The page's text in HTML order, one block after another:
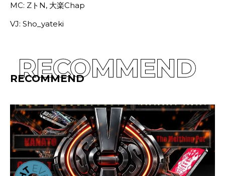
MC: ZトN, 大楽Chap
VJ: Sho_yateki
RECOMMEND
RECOMMEND